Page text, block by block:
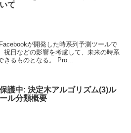
いて
が開発した時系列予測ツールで
祝日などの影響を考慮して、未来の時系
きるものとなる。 Pro...
保護中: 決定木アルゴリズム(3)ル
ール分類概要